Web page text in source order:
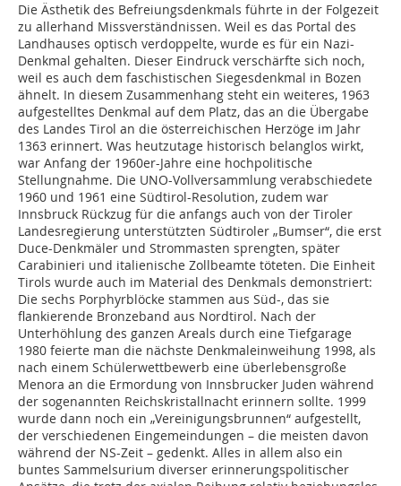
Die Ästhetik des Befreiungsdenkmals führte in der Folgezeit
zu allerhand Missverständnissen. Weil es das Portal des
Landhauses optisch verdoppelte, wurde es für ein Nazi-
Denkmal gehalten. Dieser Eindruck verschärfte sich noch,
weil es auch dem faschistischen Siegesdenkmal in Bozen
ähnelt. In diesem Zusammenhang steht ein weiteres, 1963
aufgestelltes Denkmal auf dem Platz, das an die Übergabe
des Landes Tirol an die österreichischen Herzöge im Jahr
1363 erinnert. Was heutzutage historisch belanglos wirkt,
war Anfang der 1960er-Jahre eine hochpolitische
Stellungnahme. Die UNO-Vollversammlung verabschiedete
1960 und 1961 eine Südtirol-Resolution, zudem war
Innsbruck Rückzug für die anfangs auch von der Tiroler
Landesregierung unterstützten Südtiroler „Bumser“, die erst
Duce-Denkmäler und Strommasten sprengten, später
Carabinieri und italienische Zollbeamte töteten. Die Einheit
Tirols wurde auch im Material des Denkmals demonstriert:
Die sechs Porphyrblöcke stammen aus Süd-, das sie
flankierende Bronzeband aus Nordtirol. Nach der
Unterhöhlung des ganzen Areals durch eine Tiefgarage
1980 feierte man die nächste Denkmaleinweihung 1998, als
nach einem Schülerwettbewerb eine überlebensgroße
Menora an die Ermordung von Innsbrucker Juden während
der sogenannten Reichskristallnacht erinnern sollte. 1999
wurde dann noch ein „Vereinigungsbrunnen“ aufgestellt,
der verschiedenen Eingemeindungen – die meisten davon
während der NS-Zeit – gedenkt. Alles in allem also ein
buntes Sammelsurium diver­ser erinnerungspolitischer